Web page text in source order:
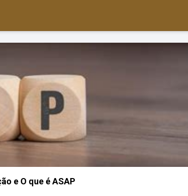
e O que é ASAP